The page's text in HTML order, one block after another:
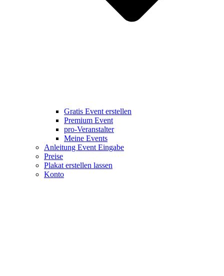
Gratis Event erstellen
Premium Event
pro-Veranstalter
Meine Events
Anleitung Event Eingabe
Preise
Plakat erstellen lassen
Konto